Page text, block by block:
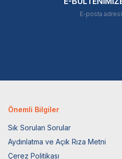
Önemli Bilgiler
Sık Sorulan Sorular
Aydınlatma ve Açık Rıza Metni
Çerez Politikası